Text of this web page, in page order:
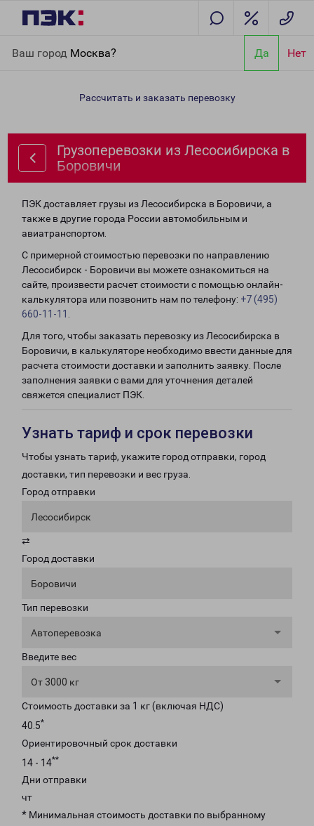
Ваш город Москва? Да Нет
Боровичи
Рассчитать и заказать перевозку
Грузоперевозки из Лесосибирска в
Боровичи
ПЭК доставляет грузы из Лесосибирска в Боровичи, а
также в другие города России автомобильным и
авиатранспортом.
С примерной стоимостью перевозки по направлению
Лесосибирск - Боровичи вы можете ознакомиться на
сайте, произвести расчет стоимости с помощью онлайн-
калькулятора или позвонить нам по телефону: +7 (495)
660-11-11
Для того, чтобы заказать перевозку из Лесосибирска в
Боровичи, в калькуляторе необходимо ввести данные для
расчета стоимости доставки и заполнить заявку. После
заполнения заявки с вами для уточнения деталей
свяжется специалист ПЭК.
Узнать тариф и срок перевозки
Чтобы узнать тариф, укажите город отправки, город
доставки, тип перевозки и вес груза.
Город отправки
Лесосибирск
⇄
Город доставки
Боровичи
Тип перевозки
Автоперевозка
Введите вес
От 3000 кг
Стоимость доставки за 1 кг (включая НДС)
40.5*
Ориентировочный срок доставки
14 - 14**
Дни отправки
чт
* Минимальная стоимость доставки по выбранному